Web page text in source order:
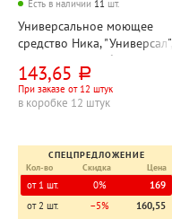
Есть в наличии 11 шт.
Универсальное моющее
средство Ника, "Универсал",
1л, концентрат, без хлора
143,65 руб.
При заказе от 12 штук
в коробке 12 штук
СПЕЦПРЕДЛОЖЕНИЕ
Кол-во
Скидка Цена
от 1 шт. 0%
169
от 2 шт.
−5%
160,55